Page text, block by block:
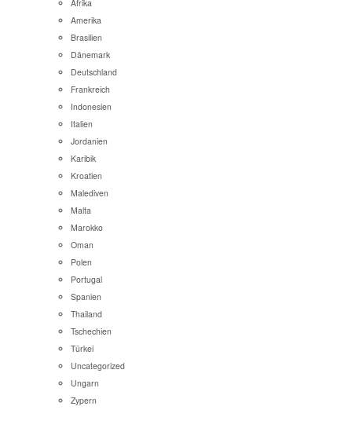
Afrika
Amerika
Brasilien
Dänemark
Deutschland
Frankreich
Indonesien
Italien
Jordanien
Karibik
Kroatien
Malediven
Malta
Marokko
Oman
Polen
Portugal
Spanien
Thailand
Tschechien
Türkei
Uncategorized
Ungarn
Zypern